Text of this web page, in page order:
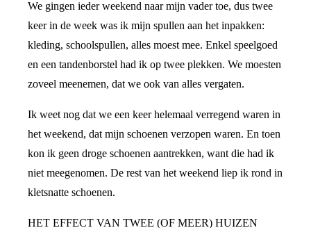
We gingen ieder weekend naar mijn vader toe, dus twee
keer in de week was ik mijn spullen aan het inpakken:
kleding, schoolspullen, alles moest mee. Enkel speelgoed
en een tandenborstel had ik op twee plekken. We moesten
zoveel meenemen, dat we ook van alles vergaten.
Ik weet nog dat we een keer helemaal verregend waren in
het weekend, dat mijn schoenen verzopen waren. En toen
kon ik geen droge schoenen aantrekken, want die had ik
niet meegenomen. De rest van het weekend liep ik rond in
kletsnatte schoenen.
HET EFFECT VAN TWEE (OF MEER) HUIZEN